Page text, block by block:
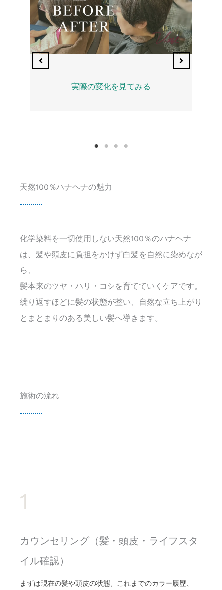
実際の変化を見てみる
天然100％ハナヘナの魅力
化学染料を一切使用しない天然100％のハナヘナ
は、髪や頭皮に負担をかけず白髪を自然に染めなが
ら、
髪本来のツヤ・ハリ・コシを育てていくケアです。
繰り返すほどに髪の状態が整い、自然な立ち上がり
とまとまりのある美しい髪へ導きます。
施術の流れ
1
カウンセリング（髪・頭皮・ライフスタ
イル確認）
まずは現在の髪や頭皮の状態、これまでのカラー履歴、